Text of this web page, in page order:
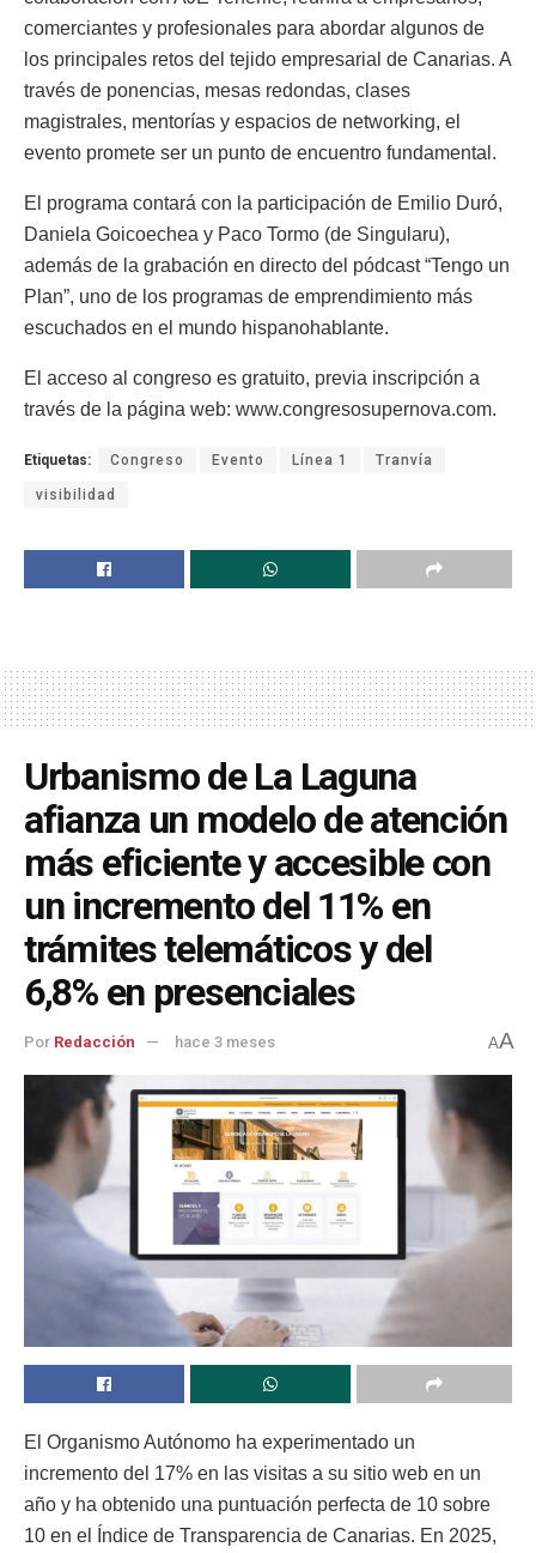
comerciantes y profesionales para abordar algunos de
los principales retos del tejido empresarial de Canarias. A
través de ponencias, mesas redondas, clases
magistrales, mentorías y espacios de networking, el
evento promete ser un punto de encuentro fundamental.
El programa contará con la participación de Emilio Duró,
Daniela Goicoechea y Paco Tormo (de Singularu),
además de la grabación en directo del pódcast “Tengo un
Plan”, uno de los programas de emprendimiento más
escuchados en el mundo hispanohablante.
El acceso al congreso es gratuito, previa inscripción a
través de la página web: www.congresosupernova.com.
Etiquetas: Congreso Evento Línea 1 Tranvía
visibilidad
Urbanismo de La Laguna
afianza un modelo de atención
más eficiente y accesible con
un incremento del 11% en
trámites telemáticos y del
6,8% en presenciales
Por Redacción hace 3 meses AA
El Organismo Autónomo ha experimentado un
incremento del 17% en las visitas a su sitio web en un
año y ha obtenido una puntuación perfecta de 10 sobre
10 en el Índice de Transparencia de Canarias. En 2025,